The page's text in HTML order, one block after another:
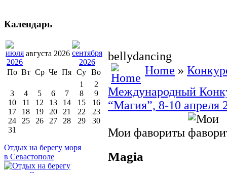
bellydancing
Home »
Международный
“Магия”, 8-10 апреля
Мои фавориты
Magia
Календарь
августа 2026
По Вт Ср Че Пя Су Во
1
2
3
4 5 6 7 8
9
10
11 12 13 14 15
16
17
18 19 20 21 22
23
24
25 26 27 28 29
30
31
Отдых на берегу моря
в Севастополе